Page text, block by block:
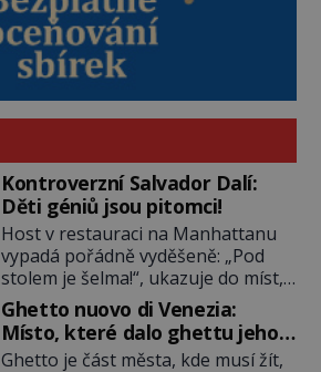
Kontroverzní Salvador Dalí:
Děti géniů jsou pitomci!
Host v restauraci na Manhattanu
vypadá pořádně vyděšeně: „Pod
stolem je šelma!“, ukazuje do míst,
kde má nedaleko sedící Salvador
Dalí nohy. „Není důvod k obavám,
to je obyčejná kočka přemalovaná
v op art designu,“ uklidňuje ho
Ghetto nuovo di Venezia:
Místo, které dalo ghettu jeho
jméno
Ghetto je část města, kde musí žít,